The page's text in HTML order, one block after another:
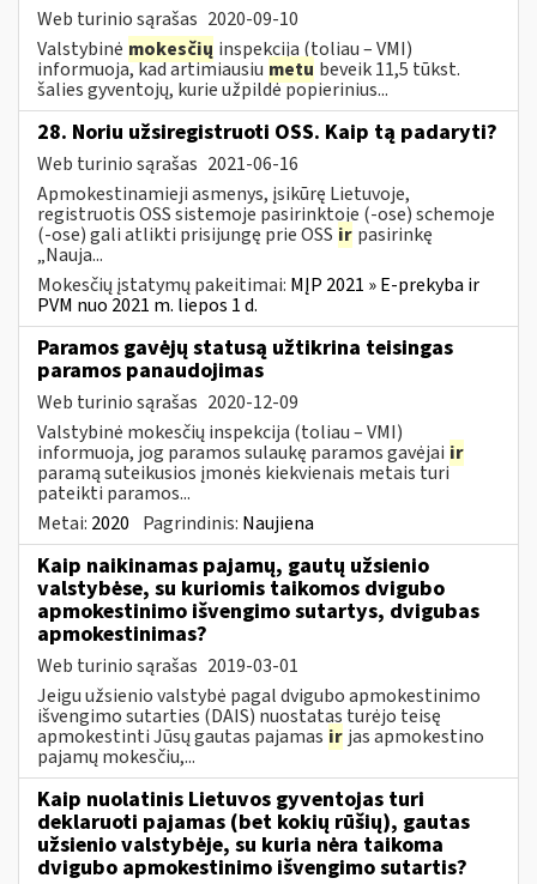
Web turinio sąrašas 2020-09-10
Valstybinė mokesčių inspekcija (toliau – VMI)
informuoja, kad artimiausiu metu beveik 11,5 tūkst.
šalies gyventojų, kurie užpildė popierinius...
28. Noriu užsiregistruoti OSS. Kaip tą padaryti?
Web turinio sąrašas 2021-06-16
Apmokestinamieji asmenys, įsikūrę Lietuvoje,
registruotis OSS sistemoje pasirinktoje (-ose) schemoje
(-ose) gali atlikti prisijungę prie OSS ir pasirinkę
„Nauja...
Mokesčių įstatymų pakeitimai: MĮP 2021 » E-prekyba ir
PVM nuo 2021 m. liepos 1 d.
Paramos gavėjų statusą užtikrina teisingas
paramos panaudojimas
Web turinio sąrašas 2020-12-09
Valstybinė mokesčių inspekcija (toliau – VMI)
informuoja, jog paramos sulaukę paramos gavėjai ir
paramą suteikusios įmonės kiekvienais metais turi
pateikti paramos...
Metai: 2020 Pagrindinis: Naujiena
Kaip naikinamas pajamų, gautų užsienio
valstybėse, su kuriomis taikomos dvigubo
apmokestinimo išvengimo sutartys, dvigubas
apmokestinimas?
Web turinio sąrašas 2019-03-01
Jeigu užsienio valstybė pagal dvigubo apmokestinimo
išvengimo sutarties (DAIS) nuostatas turėjo teisę
apmokestinti Jūsų gautas pajamas ir jas apmokestino
pajamų mokesčiu,...
Kaip nuolatinis Lietuvos gyventojas turi
deklaruoti pajamas (bet kokių rūšių), gautas
užsienio valstybėje, su kuria nėra taikoma
dvigubo apmokestinimo išvengimo sutartis?